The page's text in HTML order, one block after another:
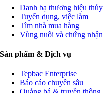
Danh bạ thương hiệu
Tuyển dụng, việc làm
Tìm nhà mua hàng
Vùng nuôi và chứng nhận
Sản phẩm & Dịch vụ
Tepbac Enterprise
Báo cáo chuyên sâu